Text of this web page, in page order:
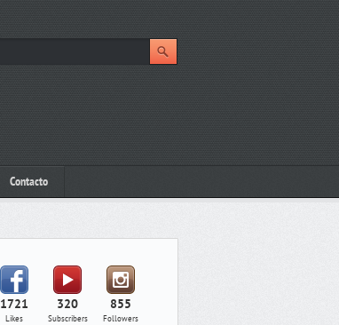
Contacto
1721
Likes
320
Subscribers
855
Followers